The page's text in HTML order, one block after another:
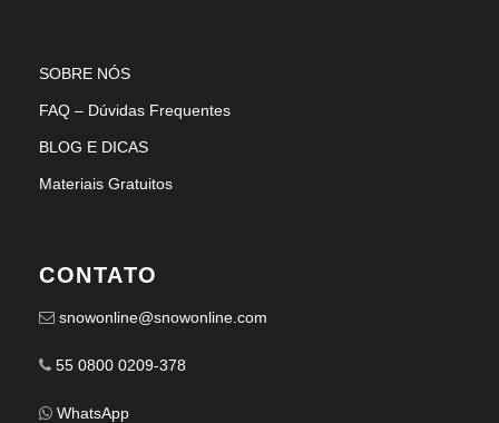
SOBRE NÓS
FAQ – Dúvidas Frequentes
BLOG E DICAS
Materiais Gratuitos
CONTATO
snowonline@snowonline.com
55 0800 0209-378
WhatsApp